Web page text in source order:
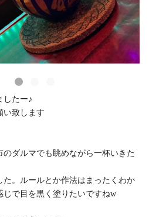
したー♪
い致します
のダルマでも眺めながら一杯いきた
た。ルールとか作法はまったくわか
じで目を黒く塗りたいですねw